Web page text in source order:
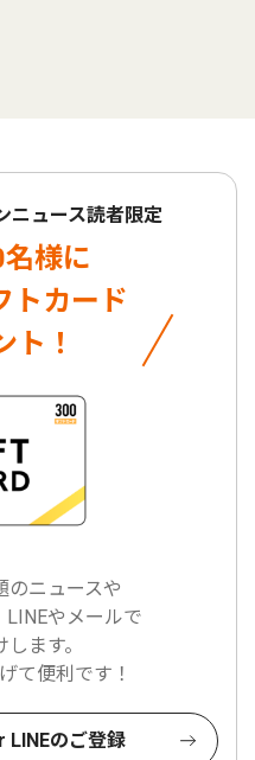
ニュース読者限定
様に
トカード
ト！
のニュースや
やメールで
ます。
て便利です！
LINEのご登録